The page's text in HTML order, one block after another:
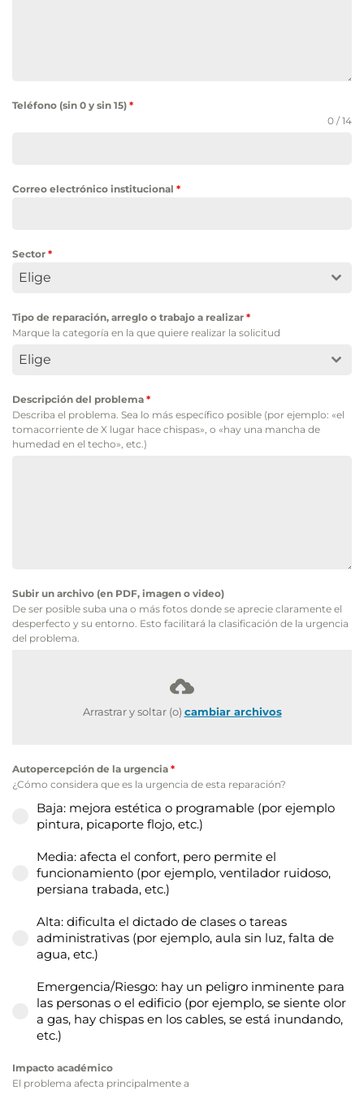
Teléfono (sin 0 y sin 15) *
0 / 14
Correo electrónico institucional *
Sector *
Elige
Tipo de reparación, arreglo o trabajo a realizar *
Marque la categoría en la que quiere realizar la solicitud
Elige
Descripción del problema *
Describa el problema. Sea lo más específico posible (por ejemplo: «el
tomacorriente de X lugar hace chispas», o «hay una mancha de
humedad en el techo», etc.)
Subir un archivo (en PDF, imagen o video)
De ser posible suba una o más fotos donde se aprecie claramente el
desperfecto y su entorno. Esto facilitará la clasificación de la urgencia
del problema.
Arrastrar y soltar (o) cambiar archivos
Autopercepción de la urgencia *
¿Cómo considera que es la urgencia de esta reparación?
Baja: mejora estética o programable (por ejemplo
pintura, picaporte flojo, etc.)
Media: afecta el confort, pero permite el
funcionamiento (por ejemplo, ventilador ruidoso,
persiana trabada, etc.)
Alta: dificulta el dictado de clases o tareas
administrativas (por ejemplo, aula sin luz, falta de
agua, etc.)
Emergencia/Riesgo: hay un peligro inminente para
las personas o el edificio (por ejemplo, se siente olor
a gas, hay chispas en los cables, se está inundando,
etc.)
Impacto académico
El problema afecta principalmente a